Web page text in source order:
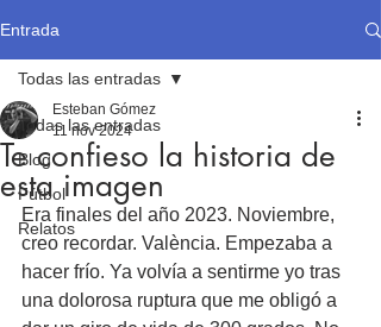
Entrada
Todas las entradas
Blog
Fútbol
Relatos
Todas las entradas
Te confieso la historia de
esta imagen
Esteban Gómez
11 nov 2024
Era finales del año 2023. Noviembre,
creo recordar. València. Empezaba a
hacer frío. Ya volvía a sentirme yo tras
una dolorosa ruptura que me obligó a